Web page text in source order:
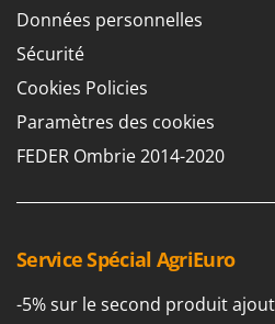
Scies alternatives à batterie
Socs pour tracteur
Soufreuses - Poudreuses à
Soufreuses - Poudreuses
Intex
Italyco
ITM
J JOLLY ITALIA
K
KAAZ
Kasco
Kemper
Données personnelles
Sécurité
Cookies Policies
Paramètres des cookies
FEDER Ombrie 2014-2020
Service Spécial AgriEuro
-5% sur le second produit